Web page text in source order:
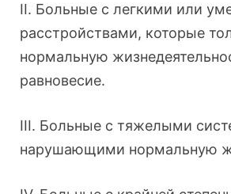
II. Больные с легкими или
расстройствами, которые
нормальную
равновесие.
III. Больные с тяжелыми
нарушающими нормальную